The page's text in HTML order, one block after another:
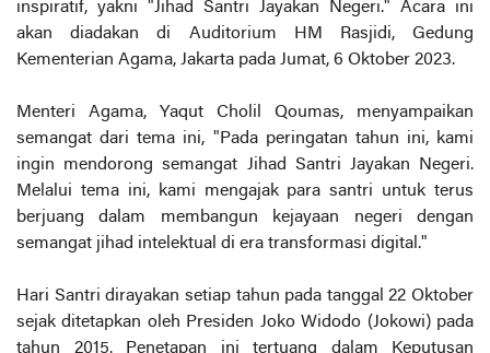
inspiratif, yakni "Jihad Santri Jayakan Negeri." Acara ini
akan diadakan di Auditorium HM Rasjidi, Gedung
Kementerian Agama, Jakarta pada Jumat, 6 Oktober 2023.
Menteri Agama, Yaqut Cholil Qoumas, menyampaikan
semangat dari tema ini, "Pada peringatan tahun ini, kami
ingin mendorong semangat Jihad Santri Jayakan Negeri.
Melalui tema ini, kami mengajak para santri untuk terus
berjuang dalam membangun kejayaan negeri dengan
semangat jihad intelektual di era transformasi digital."
Hari Santri dirayakan setiap tahun pada tanggal 22 Oktober
sejak ditetapkan oleh Presiden Joko Widodo (Jokowi) pada
tahun 2015. Penetapan ini tertuang dalam Keputusan